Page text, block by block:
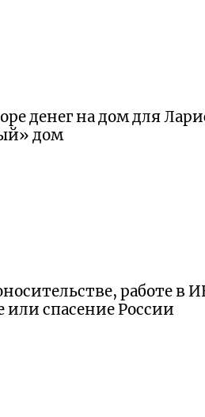
денег на дом для
дом
работе в
или спасение России